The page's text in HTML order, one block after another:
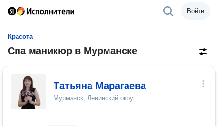
Войти
Красота
Спа маникюр в Мурманске
Татьяна Марагаева
Мурманск, Ленинский округ